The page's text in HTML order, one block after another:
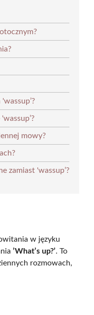
mowy?
zamiast 'wassup’?
w języku
’What’s up?’. To
rozmowach,